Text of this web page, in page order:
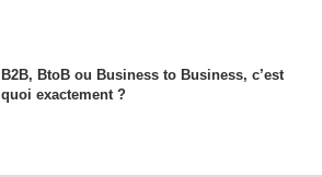
B2B, BtoB ou Business to Business, c’est
quoi exactement ?